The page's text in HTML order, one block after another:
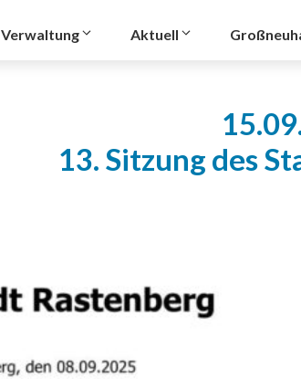
Verwaltung Aktuell
13. Sitzung des